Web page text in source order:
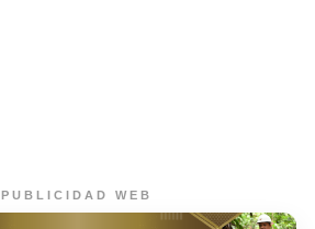
PUBLICIDAD WEB